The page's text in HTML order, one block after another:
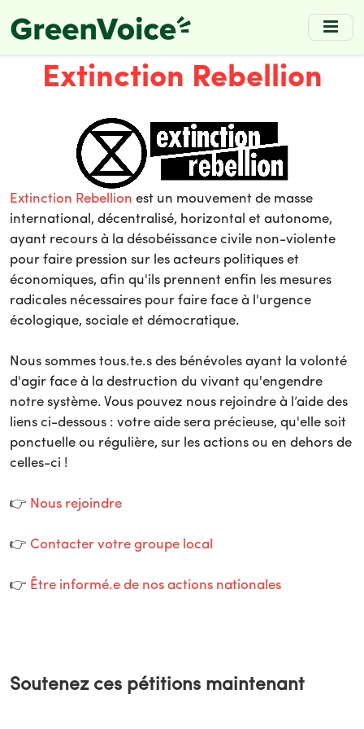
to
Extinction Rebellion
Extinction Rebellion est un mouvement de masse
international, décentralisé, horizontal et autonome,
ayant recours à la désobéissance civile non-violente
pour faire pression sur les acteurs politiques et
économiques, afin qu'ils prennent enfin les mesures
radicales nécessaires pour faire face à l'urgence
écologique, sociale et démocratique.
Nous sommes tous.te.s des bénévoles ayant la volonté
d'agir face à la destruction du vivant qu'engendre
notre système. Vous pouvez nous rejoindre à l’aide des
liens ci-dessous : votre aide sera précieuse, qu'elle soit
ponctuelle ou régulière, sur les actions ou en dehors de
celles-ci !
👉 Nous rejoindre
👉 Contacter votre groupe local
👉 Être informé.e de nos actions nationales
Soutenez ces pétitions maintenant